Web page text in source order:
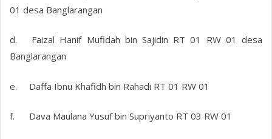
01 desa Banglarangan
d.
Faizal Hanif Mufidah bin Sajidin RT 01 RW 01 desa
Banglarangan
e. Daffa Ibnu Khafidh bin Rahadi RT 01 RW 01
f. Dava Maulana Yusuf bin Supriyanto RT 03 RW 01